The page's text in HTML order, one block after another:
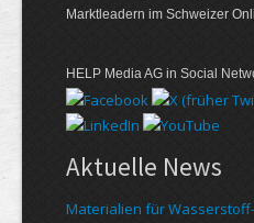
Marktleadern im Schweizer
HELP Media AG in Social
Aktuelle News
Materialien für